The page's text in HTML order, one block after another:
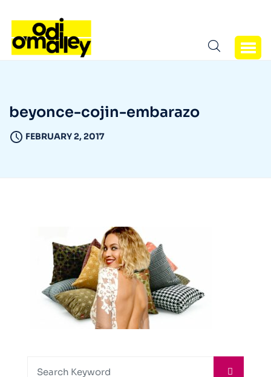
beyonce-cojin-embarazo
FEBRUARY 2, 2017